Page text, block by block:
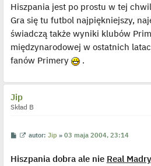
t
w
i
e
l
p
o
j
e
y
z
y
s
Hiszpania jest po prostu w tej
Gra się tu futbol najpiękniejszy,
świadczą także wyniki klubów
międzynarodowej w ostatnich
fanów Primery
.
Jip
Skład B
P
t
W
w
autor:Jip »03 maja 2004, 23:14
Hiszpania dobra ale nie Real